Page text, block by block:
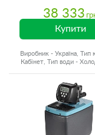
38 333
Купити
Виробник - Україна, Тип
Кабінет, Тип води -